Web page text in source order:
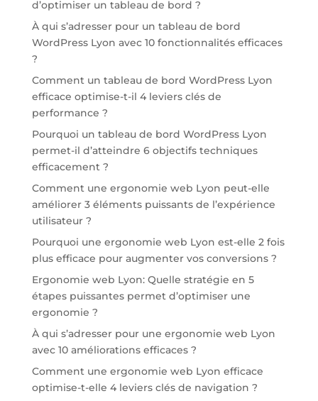
d’optimiser un tableau de bord ?
À qui s’adresser pour un tableau de bord
WordPress Lyon avec 10 fonctionnalités efficaces
?
Comment un tableau de bord WordPress Lyon
efficace optimise-t-il 4 leviers clés de
performance ?
Pourquoi un tableau de bord WordPress Lyon
permet-il d’atteindre 6 objectifs techniques
efficacement ?
Comment une ergonomie web Lyon peut-elle
améliorer 3 éléments puissants de l’expérience
utilisateur ?
Pourquoi une ergonomie web Lyon est-elle 2 fois
plus efficace pour augmenter vos conversions ?
Ergonomie web Lyon: Quelle stratégie en 5
étapes puissantes permet d’optimiser une
ergonomie ?
À qui s’adresser pour une ergonomie web Lyon
avec 10 améliorations efficaces ?
Comment une ergonomie web Lyon efficace
optimise-t-elle 4 leviers clés de navigation ?